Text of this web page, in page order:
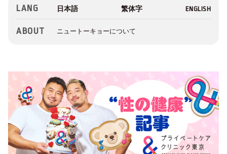
LANG
ABOUT ニュートーキョーについて